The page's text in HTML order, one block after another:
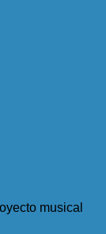
musical